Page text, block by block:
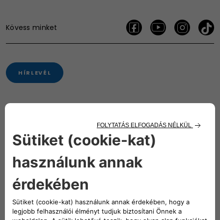
Kövess minket
HÍRLEVÉL
Márkakereskedések
Árajánlat
TESZTVEZETÉS